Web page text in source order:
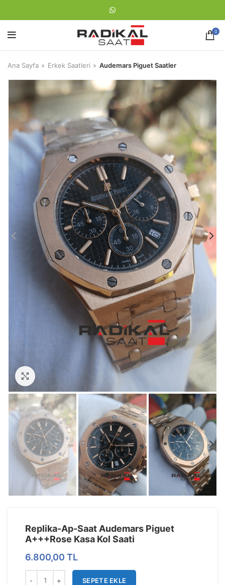
0
Ana Sayfa Erkek Saatleri Audemars Piguet Saatler
Replika-Ap-Saat Audemars Piguet
A+++Rose Kasa Kol Saati
6.800,00 TL
SEPETE EKLE